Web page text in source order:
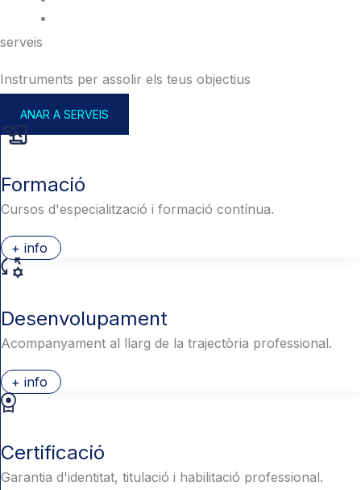
serveis
Instruments per assolir els teus objectius
ANAR A SERVEIS
Formació
Cursos d'especialització i formació contínua.
+ info
Desenvolupament
Acompanyament al llarg de la trajectòria professional.
+ info
Certificació
Garantia d'identitat, titulació i habilitació professional.